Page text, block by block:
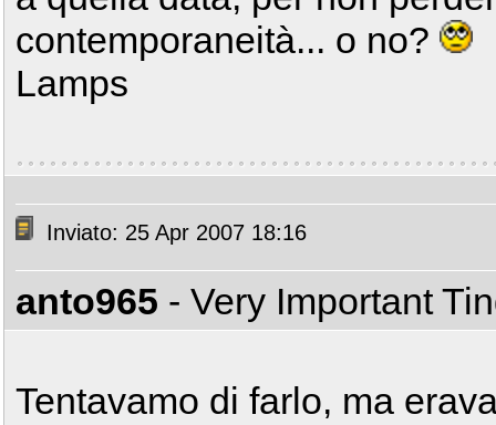
contemporaneità... o no?
Lamps
Inviato: 25 Apr 2007 18:16
anto965 - Very Important
Tentavamo di farlo, ma